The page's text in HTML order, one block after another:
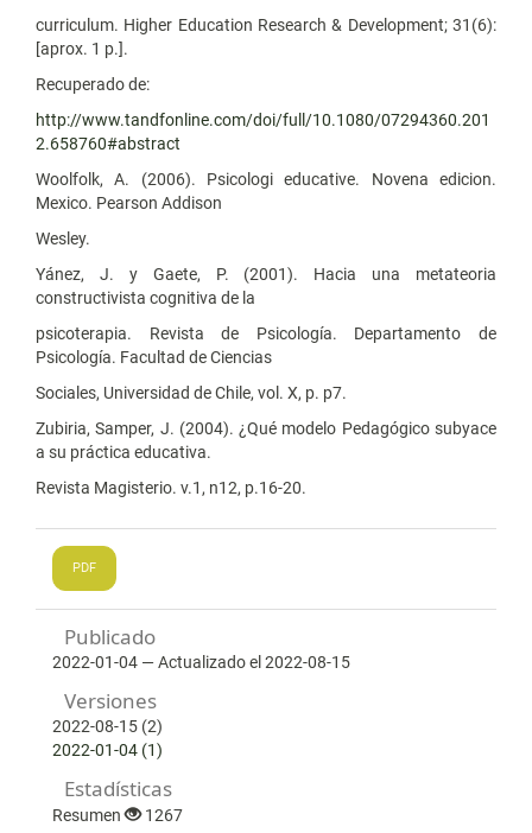
curriculum. Higher Education Research & Development; 31(6):
[aprox. 1 p.].
Recuperado de:
http://www.tandfonline.com/doi/full/10.1080/07294360.201
2.658760#abstract
Woolfolk, A. (2006). Psicologi educative. Novena edicion.
Mexico. Pearson Addison
Wesley.
Yánez, J. y Gaete, P. (2001). Hacia una metateoria
constructivista cognitiva de la
psicoterapia. Revista de Psicología. Departamento de
Psicología. Facultad de Ciencias
Sociales, Universidad de Chile, vol. X, p. p7.
Zubiria, Samper, J. (2004). ¿Qué modelo Pedagógico subyace
a su práctica educativa.
Revista Magisterio. v.1, n12, p.16-20.
PDF
Publicado
2022-01-04 — Actualizado el 2022-08-15
Versiones
2022-08-15 (2)
2022-01-04 (1)
Estadísticas
Resumen 1267